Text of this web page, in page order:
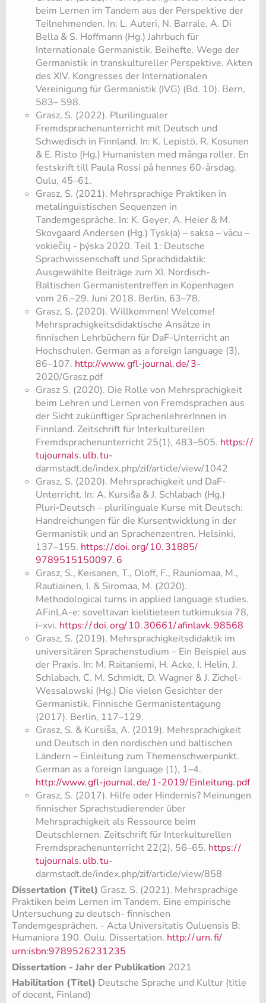
beim Lernen im Tandem aus der Perspektive der
Teilnehmenden. In: L. Auteri, N. Barrale, A. Di
Bella & S. Hoffmann (Hg.) Jahrbuch für
Internationale Germanistik. Beihefte. Wege der
Germanistik in transkultureller Perspektive. Akten
des XIV. Kongresses der Internationalen
Vereinigung für Germanistik (IVG) (Bd. 10). Bern,
583– 598.
Grasz, S. (2022). Plurilingualer
Fremdsprachenunterricht mit Deutsch und
Schwedisch in Finnland. In: K. Lepistö, R. Kosunen
& E. Risto (Hg.) Humanisten med många roller. En
festskrift till Paula Rossi på hennes 60-årsdag.
Oulu, 45–61.
Grasz, S. (2021). Mehrsprachige Praktiken in
metalinguistischen Sequenzen in
Tandemgespräche. In: K. Geyer, A. Heier & M.
Skovgaard Andersen (Hg.) Tysk(a) – saksa – vācu –
vokiečių - þýska 2020. Teil 1: Deutsche
Sprachwissenschaft und Sprachdidaktik:
Ausgewählte Beiträge zum XI. Nordisch-
Baltischen Germanistentreffen in Kopenhagen
vom 26.–29. Juni 2018. Berlin, 63–78.
Grasz, S. (2020). Willkommen! Welcome!
Mehrsprachigkeitsdidaktische Ansätze in
finnischen Lehrbüchern für DaF-Unterricht an
Hochschulen. German as a foreign language (3),
86–107. http://www.gfl-journal.de/3-
2020/Grasz.pdf
Grasz S. (2020). Die Rolle von Mehrsprachigkeit
beim Lehren und Lernen von Fremdsprachen aus
der Sicht zukünftiger SprachenlehrerInnen in
Finnland. Zeitschrift für Interkulturellen
Fremdsprachenunterricht 25(1), 483–505. https://
tujournals.ulb.tu-
darmstadt.de/index.php/zif/article/view/1042
Grasz, S. (2020). Mehrsprachigkeit und DaF-
Unterricht. In: A. Kursiša & J. Schlabach (Hg.)
Pluri◦Deutsch – plurilinguale Kurse mit Deutsch:
Handreichungen für die Kursentwicklung in der
Germanistik und an Sprachenzentren. Helsinki,
137–155. https://doi.org/10.31885/
9789515150097.6
Grasz, S., Keisanen, T., Oloff, F., Rauniomaa, M.,
Rautiainen, I. & Siromaa, M. (2020).
Methodological turns in applied language studies.
AFinLA-e: soveltavan kielitieteen tutkimuksia 78,
i–xvi. https://doi.org/10.30661/afinlavk.98568
Grasz, S. (2019). Mehrsprachigkeitsdidaktik im
universitären Sprachenstudium – Ein Beispiel aus
der Praxis. In: M. Raitaniemi, H. Acke, I. Helin, J.
Schlabach, C. M. Schmidt, D. Wagner & J. Zichel-
Wessalowski (Hg.) Die vielen Gesichter der
Germanistik. Finnische Germanistentagung
(2017). Berlin, 117–129.
Grasz, S. & Kursiša, A. (2019). Mehrsprachigkeit
und Deutsch in den nordischen und baltischen
Ländern – Einleitung zum Themenschwerpunkt.
German as a foreign language (1), 1–4.
http://www.gfl-journal.de/1-2019/Einleitung.pdf
Grasz, S. (2017). Hilfe oder Hindernis? Meinungen
finnischer Sprachstudierender über
Mehrsprachigkeit als Ressource beim
Deutschlernen. Zeitschrift für Interkulturellen
Fremdsprachenunterricht 22(2), 56–65. https://
tujournals.ulb.tu-
darmstadt.de/index.php/zif/article/view/858
Dissertation (Titel) Grasz, S. (2021). Mehrsprachige
Praktiken beim Lernen im Tandem. Eine empirische
Untersuchung zu deutsch- finnischen
Tandemgesprächen. - Acta Universitatis Ouluensis B:
Humaniora 190. Oulu. Dissertation. http://urn.fi/
urn:isbn:9789526231235
Dissertation - Jahr der Publikation 2021
Habilitation (Titel) Deutsche Sprache und Kultur (title
of docent, Finland)